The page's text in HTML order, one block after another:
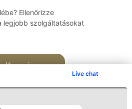
Live chat
Ellenőrizze
legjobb szolgáltatásokat
Keresés